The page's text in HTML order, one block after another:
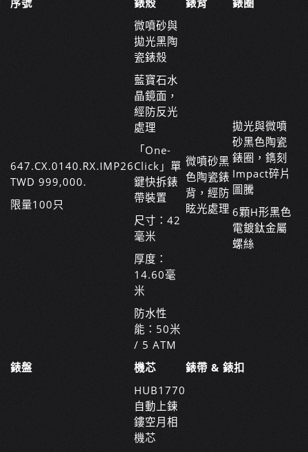
序號 錶殼 錶背 錶圈
647.CX.0140.RX.IMP26
TWD 999,000.
限量100只
微噴砂與
拋光黑陶
瓷錶殼
藍寶石水
晶鏡面，
經防反光
處理
「One-
Click」單
鍵快拆錶
帶裝置
尺寸：42
毫米
厚度：
14.60毫
米
防水性
能：50米
/ 5 ATM
微噴砂黑
色陶瓷錶
背，經防
眩光處理
拋光與微噴
砂黑色陶瓷
錶圈，鐫刻
Impact碎片
圖騰
6顆H形黑色
電鍍鈦金屬
螺絲
錶盤 機芯 錶帶 & 錶扣
HUB1770
自動上鍊
鏤空月相
機芯